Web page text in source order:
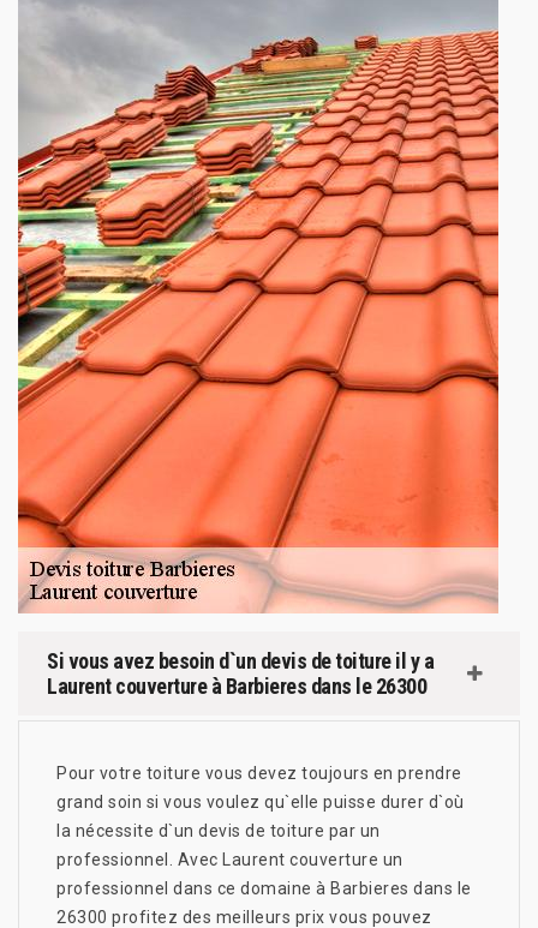
Si vous avez besoin d`un devis de toiture il y a
Laurent couverture à Barbieres dans le 26300
Pour votre toiture vous devez toujours en prendre
grand soin si vous voulez qu`elle puisse durer d`où
la nécessite d`un devis de toiture par un
professionnel. Avec Laurent couverture un
professionnel dans ce domaine à Barbieres dans le
26300 profitez des meilleurs prix vous pouvez